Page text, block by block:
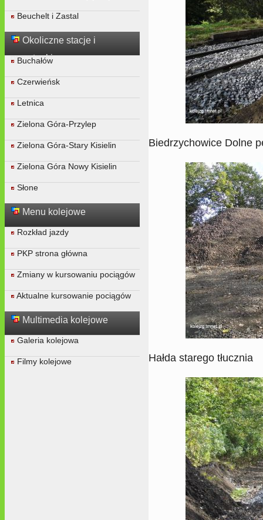
Beuchelt i Zastal
Okoliczne stacje i
przystanki
Buchałów
Czerwieńsk
Letnica
Zielona Góra-Przylep
Zielona Góra-Stary Kisielin
Zielona Góra Nowy Kisielin
Słone
Menu kolejowe
Rozkład jazdy
PKP strona główna
Zmiany w kursowaniu pociągów
Aktualne kursowanie pociągów
Multimedia kolejowe
Galeria kolejowa
Filmy kolejowe
Biedrzychowice Dolne
Hałda starego tłucznia